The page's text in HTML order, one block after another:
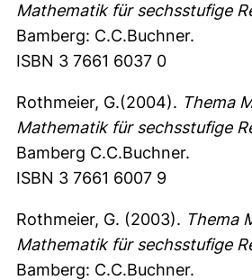
Mathematik für sechsstufige
Bamberg: C.C.Buchner.
ISBN 3 7661 6037 0
Rothmeier, G.(2004). Thema
Mathematik für sechsstufige
Bamberg C.C.Buchner.
ISBN 3 7661 6007 9
Rothmeier, G. (2003). Thema
Mathematik für sechsstufige
Bamberg: C.C.Buchner.